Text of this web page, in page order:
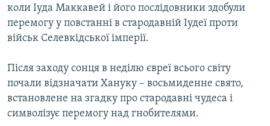
коли Іуда Маккавей і його послідовники здобули
перемогу у повстанні в стародавній Іудеї проти
військ Селевкідської імперії.
Після заходу сонця в неділю євреї всього світу
почали відзначати Хануку – восьмиденне свято,
встановлене на згадку про стародавні чудеса і
символізує перемогу над гнобителями.